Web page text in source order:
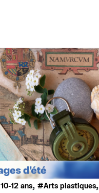
10-12 ans, Arts plastiques,